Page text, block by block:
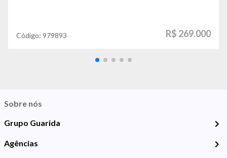
Código: 979893 R$ 269.000
Sobre nós
Grupo Guarida
Agências